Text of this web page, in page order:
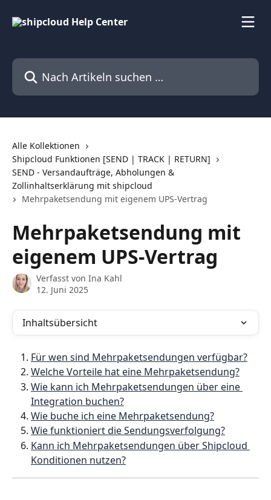
Nach Artikeln suchen …
Alle Kollektionen
Shipcloud Funktionen [SEND | TRACK | RETURN]
SEND - Versandaufträge, Abholungen &
Zollinhaltserklärung mit shipcloud
Mehrpaketsendung mit eigenem UPS-Vertrag
Mehrpaketsendung mit
eigenem UPS-Vertrag
Verfasst von Ina Kahl
12. Juni 2025
Inhaltsübersicht
Für wen sind Mehrpaketsendungen verfügbar?
Welche Vorteile hat eine Mehrpaketsendung?
Wie kann ich Mehrpaketsendungen über eine
Integration buchen?
Wie buche ich eine Mehrpaketsendung?
Wie funktioniert die Sendungsverfolgung?
Kann ich Mehrpaketsendungen über Shipcloud
Konditionen nutzen?